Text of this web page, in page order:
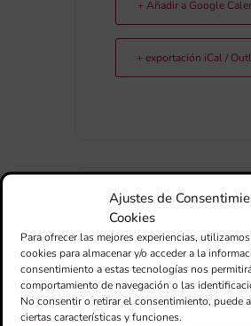
Ajustes de
Cookies
Para ofrecer las mejores experiencias,
cookies para almacenar y/o acceder a la
consentimiento a estas tecnologías nos
comportamiento de navegación o las
No consentir o retirar el consentimiento, puede
ciertas características y funciones.
+ Añadir a Google
+ exportación iCal /
COMPARTIR ESTE